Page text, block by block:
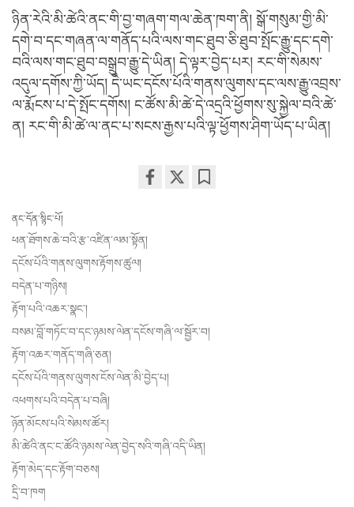
ཉིན་རེའི་མི་ཚེའི་ནང་གི་བྱ་གཞག་གལ་ཆེན་ཁག་ནི། སྒོ་གསུམ་གྱི་མི་
དགེ་བ་དང་གཞན་ལ་གནོད་པའི་ལས་གང་ཐུབ་ཅི་ཐུབ་སྤོང་རྒྱུ་དང་དགེ་
བའི་ལས་གང་ཐུབ་བསྒྲུབ་རྒྱུ་དེ་ཡིན། དེ་ལྟར་བྱེད་པར། རང་གི་སེམས་
འདུལ་དགོས་ཀྱི་ཡོད། དེ་ཡང་དངོས་པོའི་གནས་ལུགས་དང་ལས་རྒྱུ་འབྲས་
ལ་རྨོངས་པ་དེ་སྤོང་དགོས། ང་ཚོས་མི་ཚེ་དེ་འདྲའི་ཕྱོགས་སུ་སྐྱེལ་བའི་ཚེ་
ན། རང་གི་མི་ཚེ་ལ་ནང་པ་སངས་རྒྱས་པའི་ལྟ་ཕྱོགས་ཤིག་ཡོད་པ་ཡིན།
facebook
ནང་དོན་སྙིང་པོ།
ཕན་ཐོགས་ཆེ་བའི་རྩ་འཛིན་ལམ་སྟོན།
དངོས་པོའི་གནས་ལུགས་རྟོགས་ཚུལ།
བདེན་པ་གཉིས།
རྟོག་པའི་འཆར་སྣང་།
བསམ་བློ་གཏོང་བ་དང་ཉམས་ལེན་དངོས་གཞི་ལ་སྦྱོར་བ།
རྟོག་འཆར་གནོད་གཞི་ཅན།
དངོས་པོའི་གནས་ལུགས་ངོས་ལེན་མི་བྱེད་པ།
འཕགས་པའི་བདེན་པ་བཞི།
ཉོན་མོངས་པའི་སེམས་ཚོར།
མི་ཚེའི་ནང་ང་ཚོའི་ཉམས་ལེན་བྱེད་སའི་གཞི་འདི་ཡིན།
རྟོག་མེད་དང་རྟོག་བཅས།
དྲི་བ་ཁག